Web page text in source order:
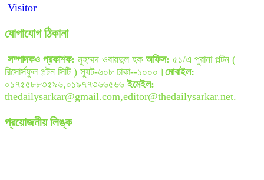
Visitor
যোগাযোগ ঠিকানা
সম্পাদকও প্রকাশক: মুহম্মদ ওবায়দুল হক অফিস: ৫১/এ পুরানা পল্টন (
রিসোর্সফুল পল্টন সিটি ) স্যুট-৬০৮ ঢাকা--১০০০। মোবাইল:
০১৭৫৫৮৮৩৫৯৬,০১৯৭৭৩৬৬৫৬৬ ইমেইল:
thedailysarkar@gmail.com,editor@thedailysarkar.net.
প্রয়োজনীয় লিঙ্ক